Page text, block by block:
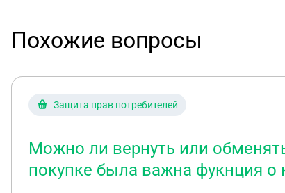
Похожие вопросы
Защита прав потребителей
Можно ли вернуть или
покупке была важна фукнция о